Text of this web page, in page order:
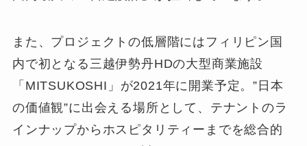
また、プロジェクトの低層階にはフィリピン国
内で初となる三越伊勢丹HDの大型商業施設
「MITSUKOSHI」が2021年に開業予定。”日本
の価値観”に出会える場所として、テナントのラ
インナップからホスピタリティーまでを総合的